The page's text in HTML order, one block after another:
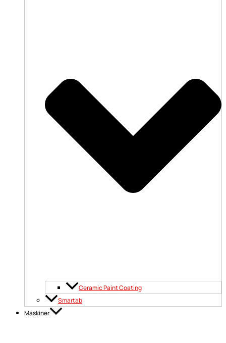
Ceramic Paint Coating
Smartab
Maskiner